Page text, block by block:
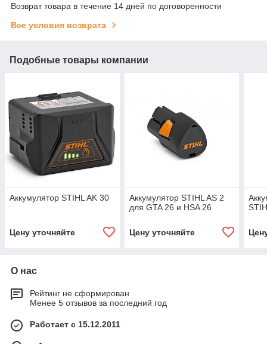
Возврат товара в течение 14 дней по договоренности
Все условия возврата
Подобные товары компании
Аккумулятор STIHL AK 30
Цену уточняйте
Аккумулятор STIHL AS 2
для GTA 26 и HSA 26
Цену уточняйте
О нас
Рейтинг не сформирован
Менее 5 отзывов за последний год
Работает с 15.12.2011